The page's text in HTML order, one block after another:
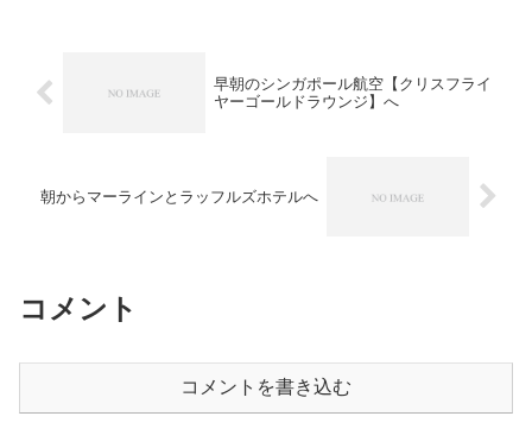
早朝のシンガポール航空【クリスフライ
ヤーゴールドラウンジ】へ
朝からマーラインとラッフルズホテルへ
コメント
コメントを書き込む